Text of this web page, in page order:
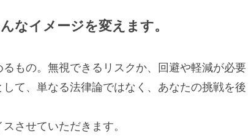
なイメージを変えます。
もの。無視できるリスクか、回避や軽減が必要
て、単なる法律論ではなく、あなたの挑戦を後
させていただきます。